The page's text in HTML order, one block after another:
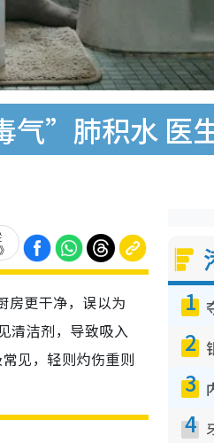
气”肺积水 医
更干净，误以为
清洁剂，导致吸入
见，轻则灼伤重则
1
2
3
4